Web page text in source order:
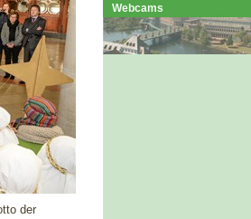
der
Webcams